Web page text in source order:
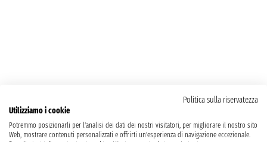
Politica sulla riservatezza
Utilizziamo i cookie
Potremmo posizionarli per l'analisi dei dati dei nostri visitatori, per migliorare il nostro sito
Web, mostrare contenuti personalizzati e offrirti un'esperienza di navigazione eccezionale.